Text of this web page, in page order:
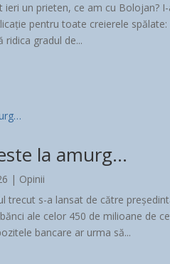
un prieten, ce am cu Bolojan?
pentru toate creierele
ridica gradul de...
la amurg…
| Opinii
trecut s-a lansat de către
ale celor 450 de milioane de
bancare ar urma să...